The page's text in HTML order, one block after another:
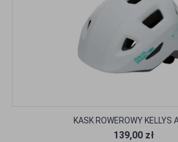
KASK ROWEROWY KELLYS
139,00 zł